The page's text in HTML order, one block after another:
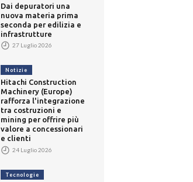
Dai depuratori una
nuova materia prima
seconda per edilizia e
infrastrutture
27 Luglio 2026
Notizie
Hitachi Construction
Machinery (Europe)
rafforza l'integrazione
tra costruzioni e
mining per offrire più
valore a concessionari
e clienti
24 Luglio 2026
Tecnologie